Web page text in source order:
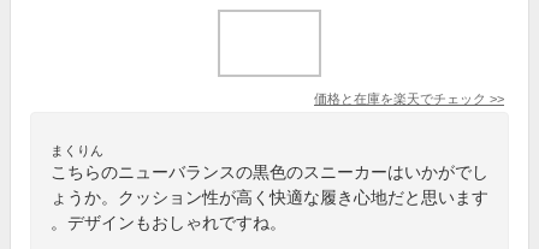
価格と在庫を楽天でチェック >>
まくりん
こちらのニューバランスの黒色のスニーカーはいかがでし
ょうか。クッション性が高く快適な履き心地だと思います
。デザインもおしゃれですね。